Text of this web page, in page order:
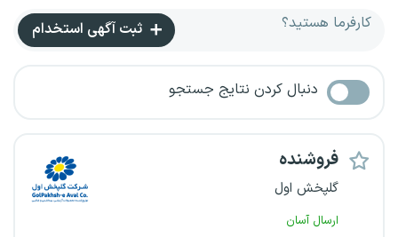
کارفرما هستید؟ ثبت آگهی استخدام
دنبال کردن نتایج جستجو
فروشنده
گلپخش اول
ارسال آسان